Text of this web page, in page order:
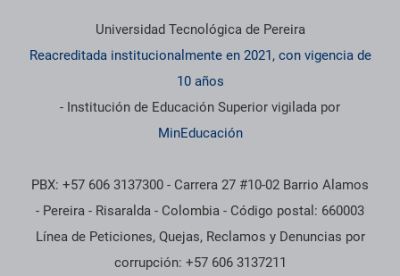
Universidad Tecnológica de Pereira
Reacreditada institucionalmente en 2021, con vigencia de
10 años
- Institución de Educación Superior vigilada por
MinEducación
PBX: +57 606 3137300 - Carrera 27 #10-02 Barrio Alamos
- Pereira - Risaralda - Colombia - Código postal: 660003
Línea de Peticiones, Quejas, Reclamos y Denuncias por
corrupción: +57 606 3137211